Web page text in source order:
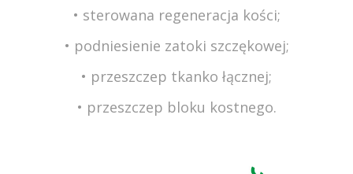
• sterowana regeneracja kości;
• podniesienie zatoki szczękowej;
• przeszczep tkanko łącznej;
• przeszczep bloku kostnego.